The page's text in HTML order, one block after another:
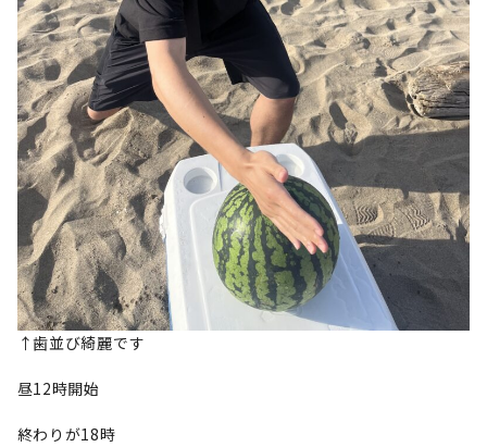
↑歯並び綺麗です
昼12時開始
終わりが18時